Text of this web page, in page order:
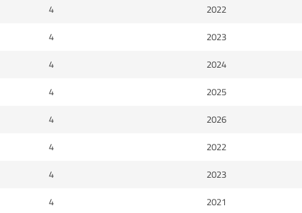
2022
4
2023
4
2024
4
2025
4
2026
4
2022
4
2023
4
2021
4